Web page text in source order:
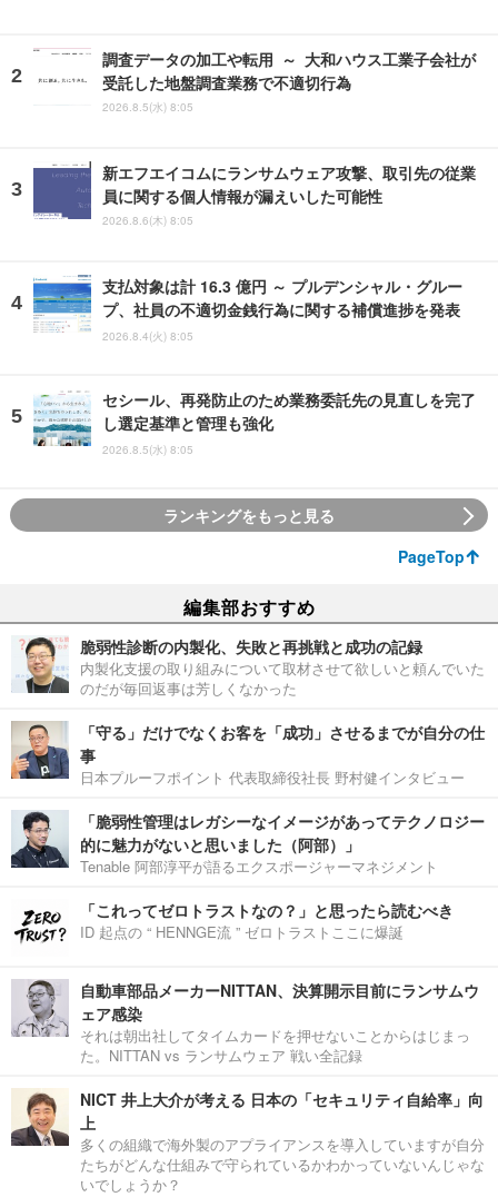
調査データの加工や転用 ～ 大和ハウス工業子会社が
受託した地盤調査業務で不適切行為
2026.8.5(水) 8:05
新エフエイコムにランサムウェア攻撃、取引先の従業
員に関する個人情報が漏えいした可能性
2026.8.6(木) 8:05
支払対象は計 16.3 億円 ～ プルデンシャル・グルー
プ、社員の不適切金銭行為に関する補償進捗を発表
2026.8.4(火) 8:05
セシール、再発防止のため業務委託先の見直しを完了
し選定基準と管理も強化
2026.8.5(水) 8:05
ランキングをもっと見る
PageTop
編集部おすすめ
脆弱性診断の内製化、失敗と再挑戦と成功の記録
内製化支援の取り組みについて取材させて欲しいと頼んでいた
のだが毎回返事は芳しくなかった
「守る」だけでなくお客を「成功」させるまでが自分の仕
事
日本プルーフポイント 代表取締役社長 野村健インタビュー
「脆弱性管理はレガシーなイメージがあってテクノロジー
的に魅力がないと思いました（阿部）」
Tenable 阿部淳平が語るエクスポージャーマネジメント
「これってゼロトラストなの？」と思ったら読むべき
ID 起点の “ HENNGE流 ” ゼロトラストここに爆誕
自動車部品メーカーNITTAN、決算開示目前にランサムウ
ェア感染
それは朝出社してタイムカードを押せないことからはじまっ
た。NITTAN vs ランサムウェア 戦い全記録
NICT 井上大介が考える 日本の「セキュリティ自給率」向
上
多くの組織で海外製のアプライアンスを導入していますが自分
たちがどんな仕組みで守られているかわかっていないんじゃな
いでしょうか？